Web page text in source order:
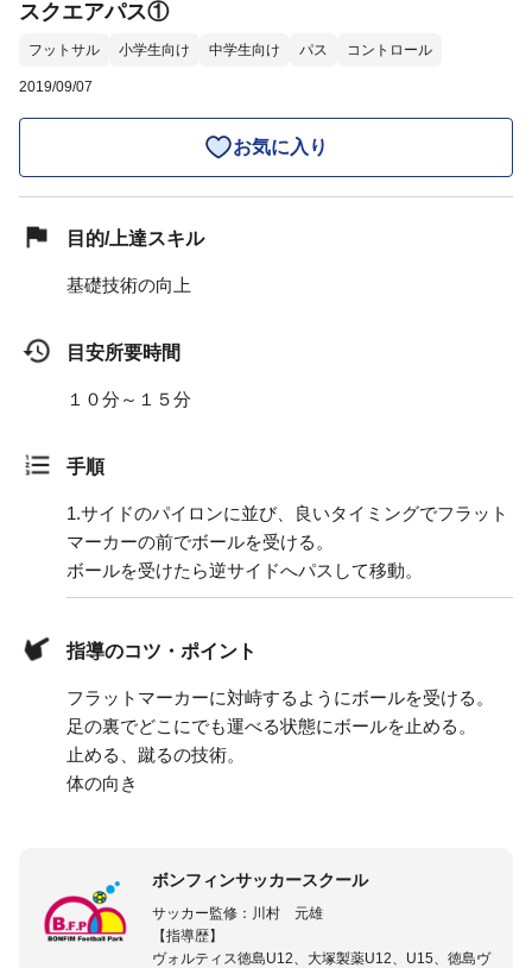
スクエアパス①
フットサル 小学生向け 中学生向け パス コントロール
2019/09/07
お気に入り
目的/上達スキル
基礎技術の向上
目安所要時間
１０分～１５分
手順
1.サイドのパイロンに並び、良いタイミングでフラット
マーカーの前でボールを受ける。
ボールを受けたら逆サイドへパスして移動。
指導のコツ・ポイント
フラットマーカーに対峙するようにボールを受ける。
足の裏でどこにでも運べる状態にボールを止める。
止める、蹴るの技術。
体の向き
ボンフィンサッカースクール
サッカー監修：川村 元雄
【指導歴】
ヴォルティス徳島U12、大塚製薬U12、U15、徳島ヴ